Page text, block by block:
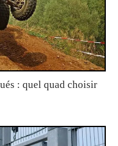
: quel quad choisir